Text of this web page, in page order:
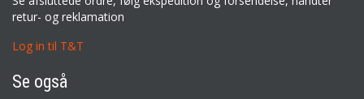
retur- og reklamation
Log in til T&T
Se også